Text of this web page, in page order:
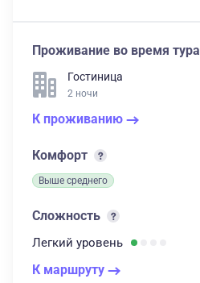
Проживание во время тура
Гостиница
2 ночи
К проживанию
Комфорт
Выше среднего
Сложность
Легкий уровень
К маршруту